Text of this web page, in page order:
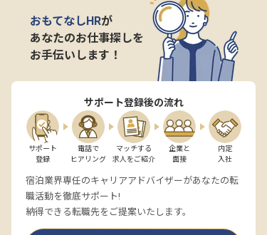
おもてなしHRが
あなたのお仕事探しを
お手伝いします！
サポート登録後の流れ
サポート
登録
電話で
ヒアリング
マッチする
求人をご紹介
企業と
面接
内定
入社
宿泊業界専任のキャリアアドバイザーがあなたの転
職活動を徹底サポート!
納得できる転職先をご提案いたします。